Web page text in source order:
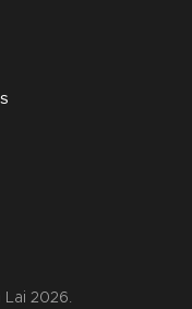
2026.